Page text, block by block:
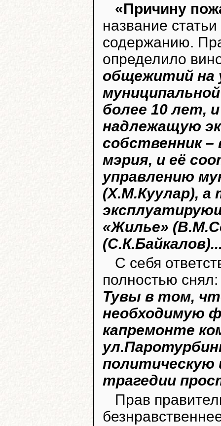
«Причину
название
содержанию.
определило
общежитий на
более 10 лет,
надлежащую
собственник
мэрия, и её
управлению
(Х.М.Куулар), а
«Жилье»
С себя
полностью
Тувы в том,
необходимую
капремонте
политическую
трагедии
Прав